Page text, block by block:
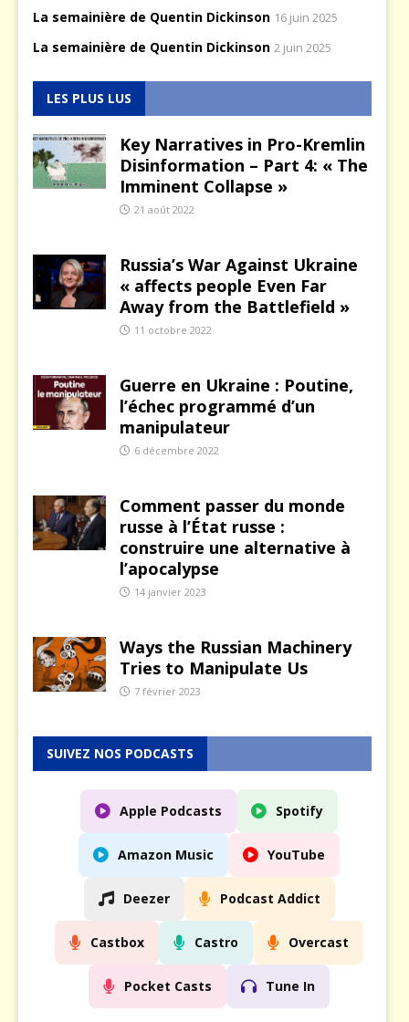
La semainière de Quentin Dickinson 16 juin 2025
La semainière de Quentin Dickinson 2 juin 2025
LES PLUS LUS
Key Narratives in Pro-Kremlin
Disinformation – Part 4: « The
Imminent Collapse »
21 août 2022
Russia’s War Against Ukraine
« affects people Even Far
Away from the Battlefield »
11 octobre 2022
Guerre en Ukraine : Poutine,
l’échec programmé d’un
manipulateur
6 décembre 2022
Comment passer du monde
russe à l’État russe :
construire une alternative à
l’apocalypse
14 janvier 2023
Ways the Russian Machinery
Tries to Manipulate Us
7 février 2023
SUIVEZ NOS PODCASTS
Apple Podcasts Spotify
Amazon Music YouTube
Deezer Podcast Addict
Castbox Castro Overcast
Pocket Casts Tune In